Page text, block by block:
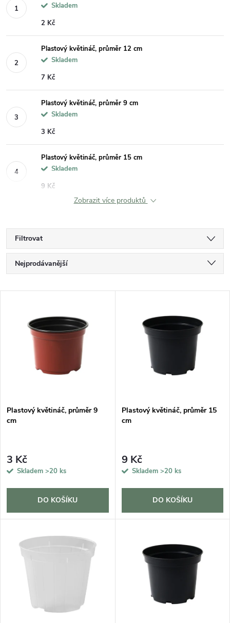
Skladem
2 Kč
Plastový květináč, průměr 12 cm
Skladem
7 Kč
Plastový květináč, průměr 9 cm
Skladem
3 Kč
Plastový květináč, průměr 15 cm
Skladem
9 Kč
Zobrazit více produktů
Filtrovat
Ř
a
p
o
d
u
Nejprodávanější
Abecedně
s
p
r
o
d
Plastový květináč, průměr 9
cm
3 Kč
Skladem >20 ks
DO KOŠÍKU
Plastový květináč, průměr 15
cm
9 Kč
Skladem >20 ks
DO KOŠÍKU